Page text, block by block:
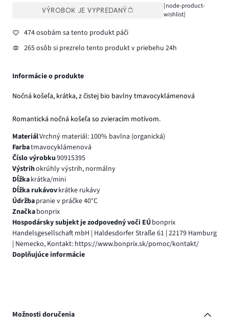
VÝROBOK JE VYPREDANÝ
[node-product-
wishlist]
474 osobám sa tento produkt páči
265 osôb si prezrelo tento produkt v priebehu 24h
Informácie o produkte
Nočná košeľa, krátka, z čistej bio bavlny tmavocyklámenová
Romantická nočná košeľa so zvieracím motívom.
MateriálVrchný materiál: 100% bavlna (organická)
Farbatmavocyklámenová
Číslo výrobku90915395
Výstrihokrúhly výstrih, normálny
Dĺžkakrátka/mini
Dĺžka rukávovkrátke rukávy
Údržbapranie v práčke 40°C
Značkabonprix
Hospodársky subjekt je zodpovedný voči EÚbonprix
Handelsgesellschaft mbH | Haldesdorfer Straße 61 | 22179 Hamburg
| Nemecko, Kontakt: https://www.bonprix.sk/pomoc/kontakt/
Doplňujúce informácie
Možnosti doručenia